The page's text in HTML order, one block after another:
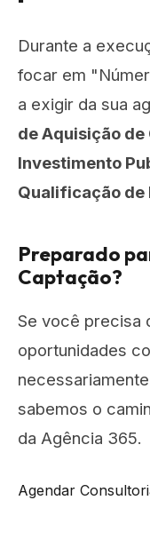
Durante a
focar em
a exigir da sua
de Aquisição de
Investimento
Qualificação de
Preparado
Captação?
Se você precisa
oportunidades
sabemos o
da Agência 365.
Agendar